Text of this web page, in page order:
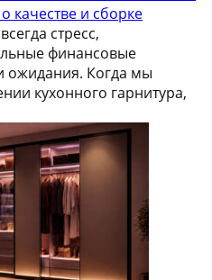
качестве и сборке
стресс,
финансовые
ожидания. Когда мы
кухонного гарнитура,